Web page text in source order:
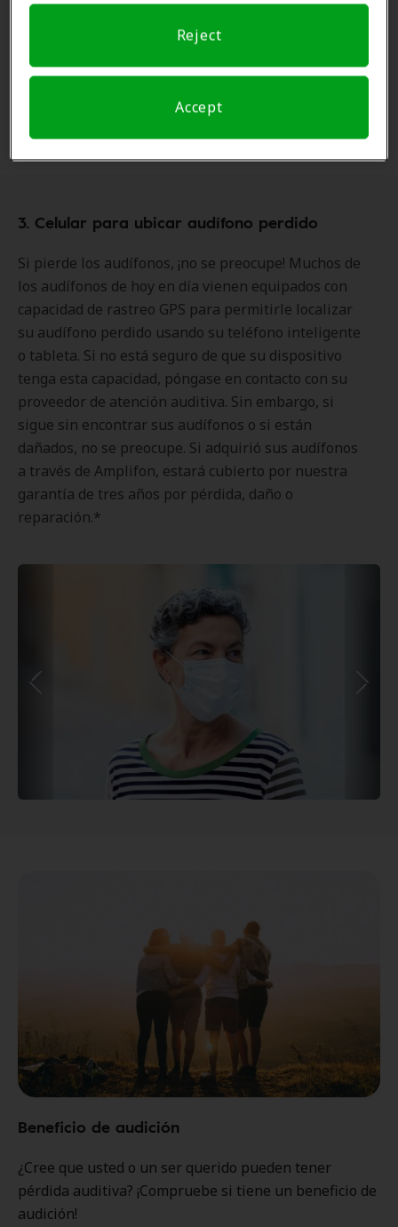
Reject
Accept
vendedores minoristas en línea.
permita fijar las tiras detrás de la cabeza.
También puede hacer una propia con un retazo
3. Celular para ubicar audífono perdido
Si pierde los audífonos, ¡no se preocupe! Muchos de
los audífonos de hoy en día vienen equipados con
capacidad de rastreo GPS para permitirle localizar
su audífono perdido usando su teléfono inteligente
o tableta. Si no está seguro de que su dispositivo
tenga esta capacidad, póngase en contacto con su
proveedor de atención auditiva. Sin embargo, si
sigue sin encontrar sus audífonos o si están
dañados, no se preocupe. Si adquirió sus audífonos
a través de Amplifon, estará cubierto por nuestra
garantía de tres años por pérdida, daño o
reparación.*
Beneficio de audición
¿Cree que usted o un ser querido pueden tener
pérdida auditiva? ¡Compruebe si tiene un beneficio de
audición!